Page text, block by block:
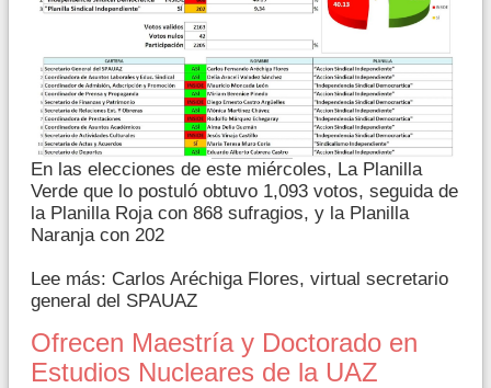
En las elecciones de este miércoles, La Planilla
Verde que lo postuló obtuvo 1,093 votos, seguida de
la Planilla Roja con 868 sufragios, y la Planilla
Naranja con 202
Lee más: Carlos Aréchiga Flores, virtual secretario
general del SPAUAZ
Ofrecen Maestría y Doctorado en
Estudios Nucleares de la UAZ